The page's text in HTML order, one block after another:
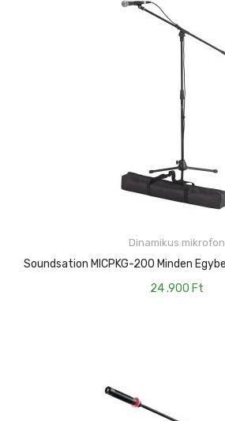
Dinamikus mikrofon
24 .900 Ft
KOSÁRBA TESZEM